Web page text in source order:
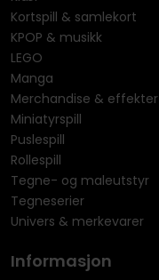
Kortspill & samlekort
KPOP & musikk
LEGO
Manga
Merchandise & effekter
Miniatyrspill
Puslespill
Rollespill
Tegne- og maleutstyr
Tegneserier
Univers & merkevarer
Informasjon